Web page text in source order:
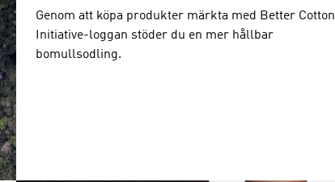
Genom att köpa produkter märkta med Better Cotton
Initiative-loggan stöder du en mer hållbar
bomullsodling.